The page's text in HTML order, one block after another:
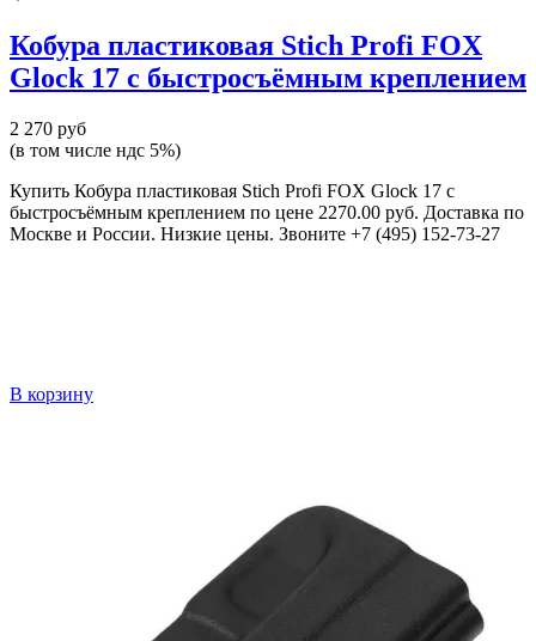
Кобура пластиковая Stich Profi FOX
Glock 17 с быстросъёмным креплением
2 270 руб
(в том числе ндс 5%)
Купить Кобура пластиковая Stich Profi FOX Glock 17 с
быстросъёмным креплением по цене 2270.00 руб. Доставка по
Москве и России. Низкие цены. Звоните +7 (495) 152-73-27
В корзину